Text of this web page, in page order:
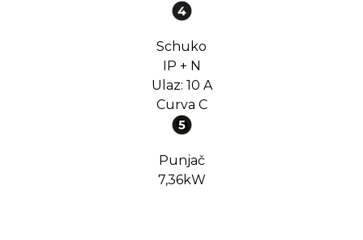
Schuko
IP + N
Ulaz: 10 A
Curva C
Punjač
7,36kW